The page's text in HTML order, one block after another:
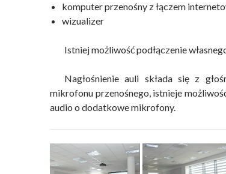
komputer przenośny z łączem
wizualizer
Istniej możliwość podłączenie
Nagłośnienie auli składa się z
mikrofonu przenośnego, istnieje
audio o dodatkowe mikrofony.